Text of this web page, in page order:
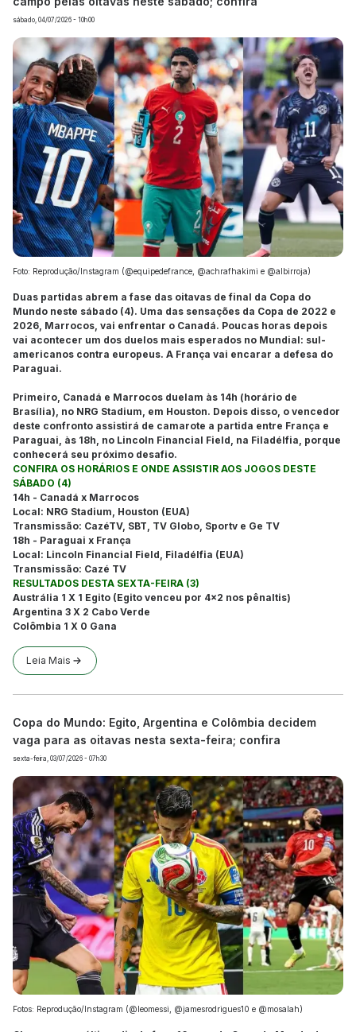
sábado, 04/07/2026 - 10h00
Foto: Reprodução/Instagram (@equipedefrance, @achrafhakimi e @albirroja)
Duas partidas abrem a fase das oitavas de final da Copa do
Mundo neste sábado (4). Uma das sensações da Copa de 2022 e
2026, Marrocos, vai enfrentar o Canadá. Poucas horas depois
vai acontecer um dos duelos mais esperados no Mundial: sul-
americanos contra europeus. A França vai encarar a defesa do
Paraguai.
Primeiro, Canadá e Marrocos duelam às 14h (horário de
Brasília), no NRG Stadium, em Houston. Depois disso, o vencedor
deste confronto assistirá de camarote a partida entre França e
Paraguai, às 18h, no Lincoln Financial Field, na Filadélfia, porque
conhecerá seu próximo desafio.
CONFIRA OS HORÁRIOS E ONDE ASSISTIR AOS JOGOS DESTE
SÁBADO (4)
14h - Canadá x Marrocos
Local: NRG Stadium, Houston (EUA)
Transmissão: CazéTV, SBT, TV Globo, Sportv e Ge TV
18h - Paraguai x França
Local: Lincoln Financial Field, Filadélfia (EUA)
Transmissão: Cazé TV
RESULTADOS DESTA SEXTA-FEIRA (3)
Austrália 1 X 1 Egito (Egito venceu por 4x2 nos pênaltis)
Argentina 3 X 2 Cabo Verde
Colômbia 1 X 0 Gana
Leia Mais
Copa do Mundo: Egito, Argentina e Colômbia decidem
vaga para as oitavas nesta sexta-feira; confira
sexta-feira, 03/07/2026 - 07h30
Fotos: Reprodução/Instagram (@leomessi, @jamesrodrigues10 e @mosalah)